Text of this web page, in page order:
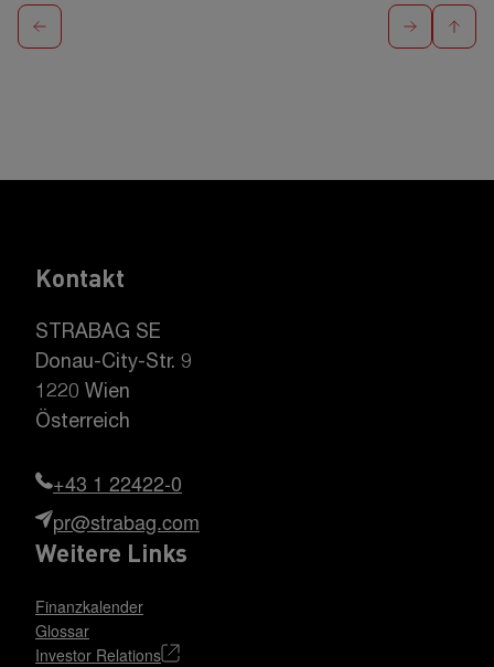
Kontakt
STRABAG SE
Donau-City-Str. 9
1220 Wien
Österreich
+43 1 22422-0
pr@strabag.com
Weitere Links
Finanzkalender
Glossar
Investor Relations